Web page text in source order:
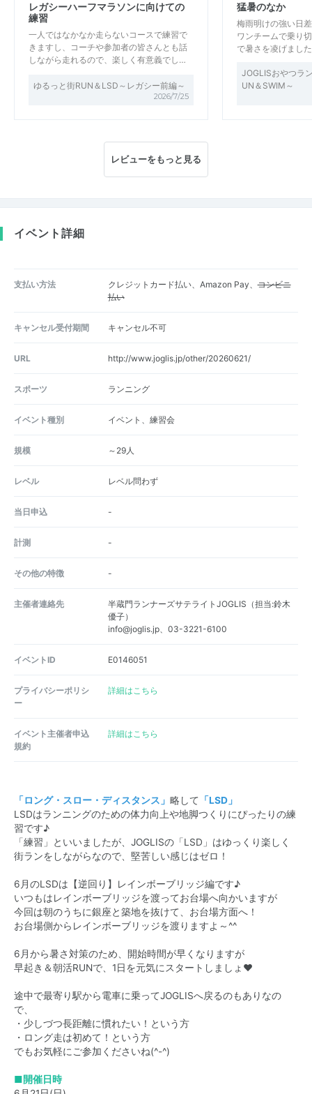
レガシーハーフマラソンに向けての
練習
一人ではなかなか走らないコースで練習で
きますし、コーチや参加者の皆さんとも話
しながら走れるので、楽しく有意義でし…
ゆるっと街RUN＆LSD～レガシー前編～
2026/7/25
猛暑のなか
梅雨明けの強い日
ワンチームで乗り
で暑さを凌げまし
JOGLISおやつラ
UN＆SWIM～
レビューをもっと見る
イベント詳細
支払い方法 クレジットカード払い、Amazon Pay、コンビニ
払い
キャンセル受付期間 キャンセル不可
URL http://www.joglis.jp/other/20260621/
スポーツ ランニング
イベント種別 イベント、練習会
規模 ～29人
レベル レベル問わず
当日申込 -
計測 -
その他の特徴 -
主催者連絡先
半蔵門ランナーズサテライトJOGLIS（担当:鈴木
優子）
info@joglis.jp、03-3221-6100
イベントID E0146051
プライバシーポリシ
ー
詳細はこちら
イベント主催者申込
規約
詳細はこちら
「ロング・スロー・ディスタンス」 略して
「LSD」
LSDはランニングのための体力向上や地脚つくりにぴったりの練
習です♪
「練習」といいましたが、JOGLISの「LSD」はゆっくり楽しく
街ランをしながらなので、堅苦しい感じはゼロ！
6月のLSDは【逆回り】レインボーブリッジ編です♪
いつもはレインボーブリッジを渡ってお台場へ向かいますが
今回は朝のうちに銀座と築地を抜けて、お台場方面へ！
お台場側からレインボーブリッジを渡りますよ～^^
6月から暑さ対策のため、開始時間が早くなりますが
早起き＆朝活RUNで、1日を元気にスタートしましょ♥
途中で最寄り駅から電車に乗ってJOGLISへ戻るのもありなの
で、
・少しづつ長距離に慣れたい！という方
・ロング走は初めて！という方
でもお気軽にご参加くださいね(^-^)
■開催日時